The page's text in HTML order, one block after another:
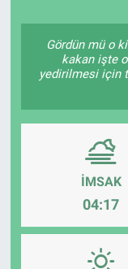
Gördün mü o
kakan işte
yedirilmesi için
İMSAK
04:17
Bilecik
Kütahya
Çevre